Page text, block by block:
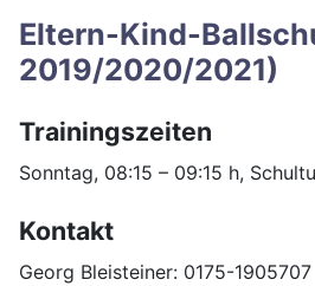
Eltern-Kind-
2019/2020/2021)
Trainingszeiten
Sonntag, 08:15 – 09:15 h,
Kontakt
Georg Bleisteiner: 0175-1905707